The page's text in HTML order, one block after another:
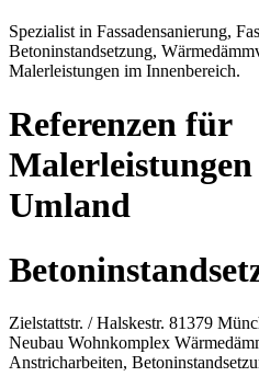
Spezialist in Fassadensanierung,
Betoninstandsetzung,
Malerleistungen im Innenbereich.
Referenzen für
Umland
Zielstattstr. / Halskestr. 81379
Neubau Wohnkomplex
Anstricharbeiten,